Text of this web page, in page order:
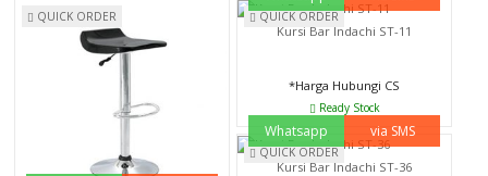
QUICK ORDER QUICK ORDER
Kursi Bar Indachi ST-11
*Harga Hubungi CS
Ready Stock
QUICK ORDER
Whatsapp via SMS
Kursi Bar Indachi ST-36